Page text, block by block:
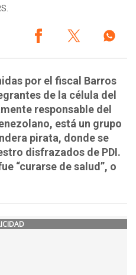
por el fiscal Barros
de la célula del
responsable del
está un grupo
pirata, donde se
disfrazados de PDI.
“curarse de salud”, o